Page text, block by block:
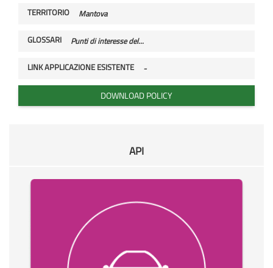
TERRITORIO Mantova
GLOSSARI Punti di interesse del...
LINK APPLICAZIONE ESISTENTE -
DOWNLOAD POLICY
API